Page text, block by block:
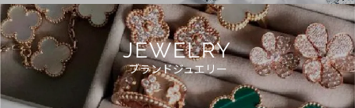
JEWELRY
ブランドジュエリー